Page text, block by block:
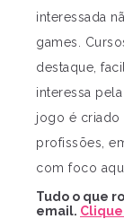
interessada
games.
destaque,
interessa
jogo é criado
profissões,
com foco
Tudo o que
email.